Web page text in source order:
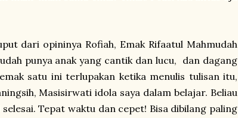
dari opininya Rofiah, Emak Rifaatul Mahmudah
punya anak yang cantik dan lucu, dan dagang
satu ini terlupakan ketika menulis tulisan itu,
Masisirwati idola saya dalam belajar. Beliau
Tepat waktu dan cepet! Bisa dibilang paling